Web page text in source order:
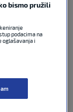
D L
6 5
bismo pružili
podacima na
oglašavanja i